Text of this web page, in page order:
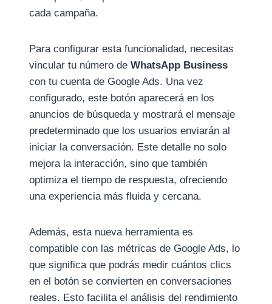
cada campaña.
Para configurar esta funcionalidad, necesitas
vincular tu número de WhatsApp Business
con tu cuenta de Google Ads. Una vez
configurado, este botón aparecerá en los
anuncios de búsqueda y mostrará el mensaje
predeterminado que los usuarios enviarán al
iniciar la conversación. Este detalle no solo
mejora la interacción, sino que también
optimiza el tiempo de respuesta, ofreciendo
una experiencia más fluida y cercana.
Además, esta nueva herramienta es
compatible con las métricas de Google Ads, lo
que significa que podrás medir cuántos clics
en el botón se convierten en conversaciones
reales. Esto facilita el análisis del rendimiento